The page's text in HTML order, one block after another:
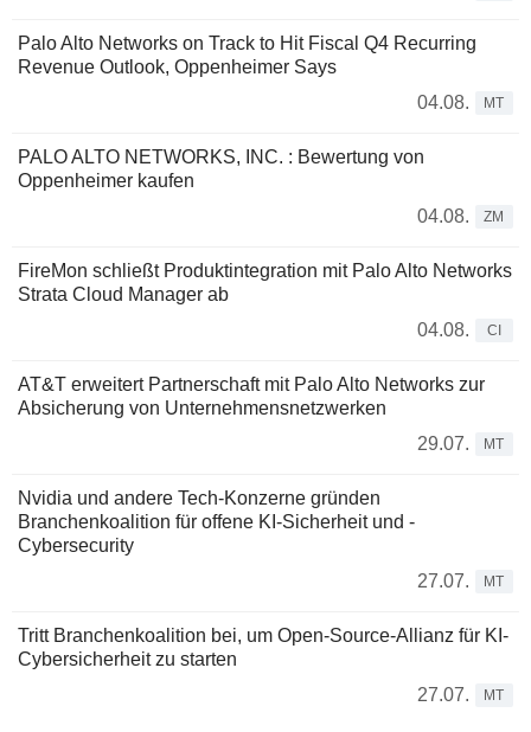
Palo Alto Networks on Track to Hit Fiscal Q4 Recurring
Revenue Outlook, Oppenheimer Says
04.08.
MT
PALO ALTO NETWORKS, INC. : Bewertung von
Oppenheimer kaufen
04.08.
ZM
FireMon schließt Produktintegration mit Palo Alto Networks
Strata Cloud Manager ab
04.08.
CI
AT&T erweitert Partnerschaft mit Palo Alto Networks zur
Absicherung von Unternehmensnetzwerken
29.07.
MT
Nvidia und andere Tech-Konzerne gründen
Branchenkoalition für offene KI-Sicherheit und -
Cybersecurity
27.07.
MT
Tritt Branchenkoalition bei, um Open-Source-Allianz für KI-
Cybersicherheit zu starten
27.07.
MT